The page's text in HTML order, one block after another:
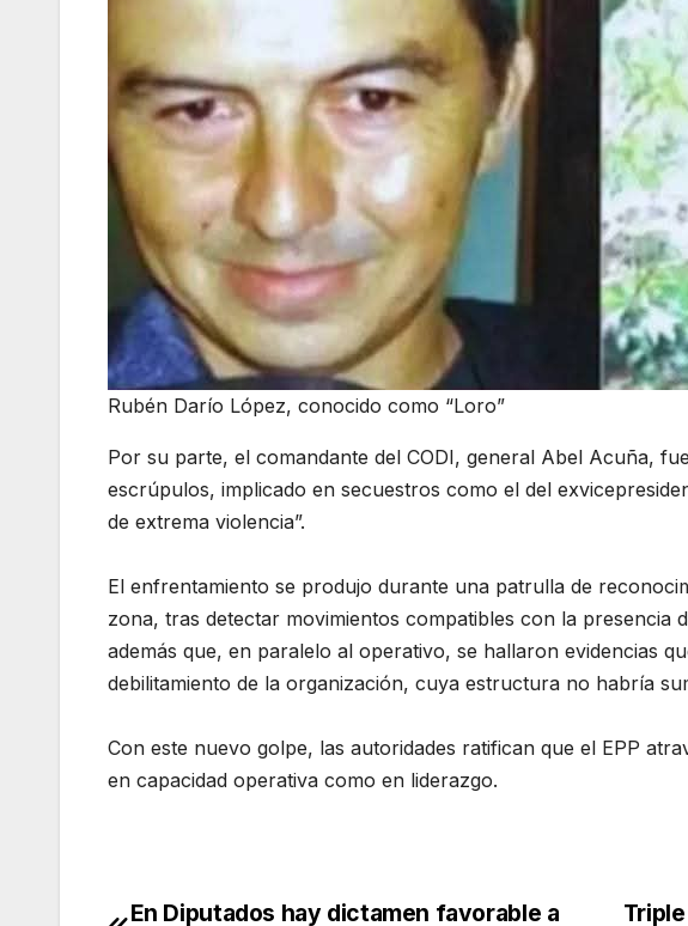
Rubén Darío López, conocido como “Loro”
Por su parte, el comandante del CODI, general Abel Acuña,
escrúpulos, implicado en secuestros como el del
de extrema violencia”.
El enfrentamiento se produjo durante una patrulla de
zona, tras detectar movimientos compatibles con la presencia
además que, en paralelo al operativo, se hallaron evidencias
debilitamiento de la organización, cuya estructura no habría
Con este nuevo golpe, las autoridades ratifican que el EPP
en capacidad operativa como en liderazgo.
En Diputados hay dictamen favorable a